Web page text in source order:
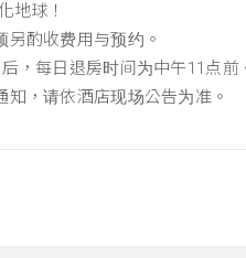
地球！
酌收费用与预约。
，每日退房时间为中午11点前
，请依酒店现场公告为准。